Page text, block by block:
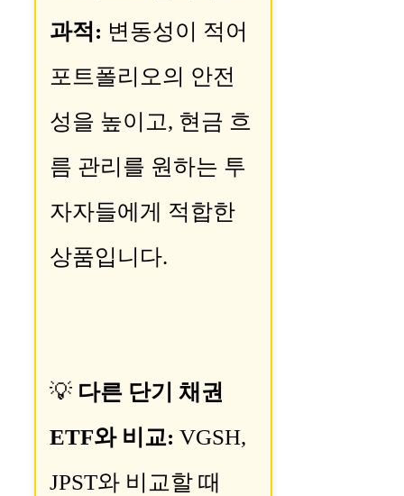
과적: 변동성이 적어
포트폴리오의 안전
성을 높이고, 현금 흐
름 관리를 원하는 투
자자들에게 적합한
상품입니다.
💡 다른 단기 채권
ETF와 비교: VGSH,
JPST와 비교할 때